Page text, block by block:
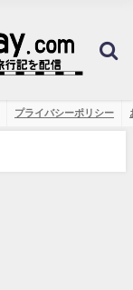
プライバシーポリシー